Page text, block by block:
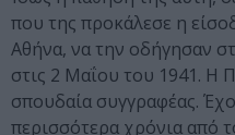
που της προκάλεσε η
Αθήνα, να την οδήγησαν
στις 2 Μαΐου του 1941. Η
σπουδαία συγγραφέας.
περισσότερα χρόνια από